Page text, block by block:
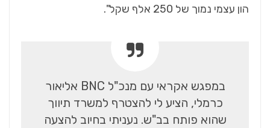
הון עצמי נמוך של 250 אלף שקל".
במפגש אקראי עם מנכ"ל BNC אליאור
כרמלי, הציע לי להצטרף למשרד תיווך
שהוא פותח בב"ש. נעניתי בחיוב להצעה